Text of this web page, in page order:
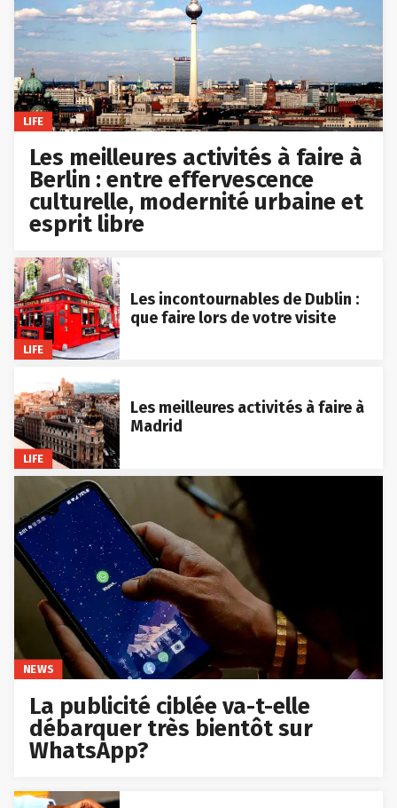
LIFE
Les meilleures activités à faire à
Berlin : entre effervescence
culturelle, modernité urbaine et
esprit libre
LIFE
Les incontournables de Dublin :
que faire lors de votre visite
LIFE
Les meilleures activités à faire à
Madrid
NEWS
La publicité ciblée va-t-elle
débarquer très bientôt sur
WhatsApp?